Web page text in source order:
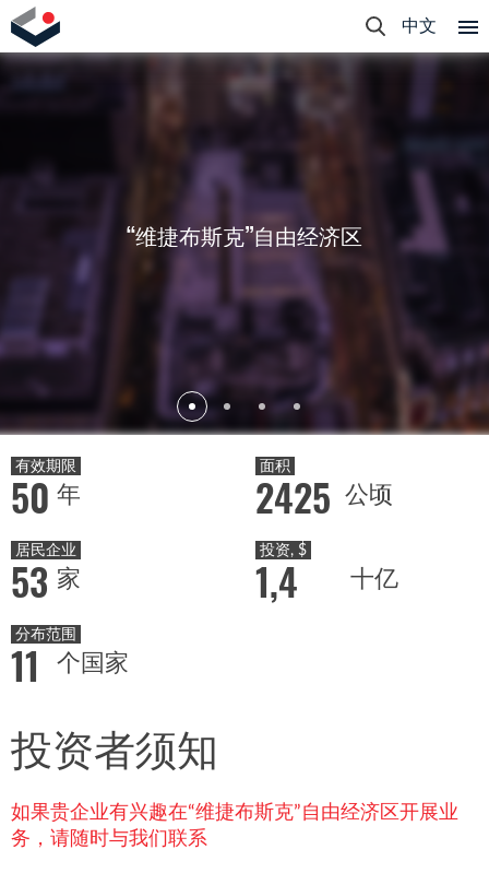
中文
“维捷布斯克”自由经济区
有效期限
50 年
面积
2425 公顷
居民企业
53 家
投资, $
1,4 十亿
分布范围
11 个国家
投资者须知
如果贵企业有兴趣在“维捷布斯克”自由经济区开展业
务，请随时与我们联系